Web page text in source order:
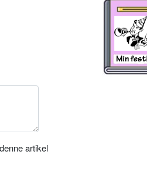
artikel